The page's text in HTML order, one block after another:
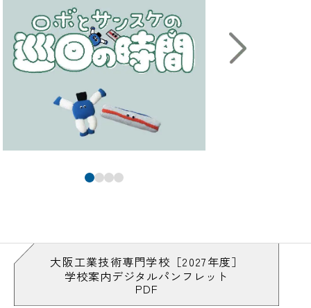
大阪工業技術専門学校［2027年度］
学校案内デジタルパンフレット
PDF